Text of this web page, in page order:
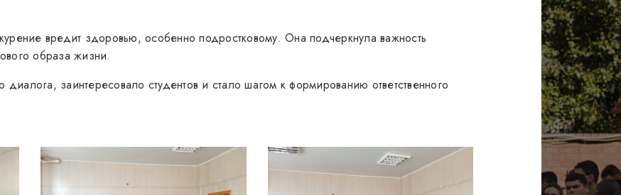
вредит здоровью, особенно подростковому. Она подчеркнула важность
образа жизни.
заинтересовало студентов и стало шагом к формированию ответственного